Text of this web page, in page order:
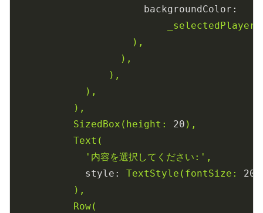
backgroundColor:
_selectedPlayer
),
),
),
),
),
SizedBox(height:
20 ),
Text(
'内容を選択してください:' ,
style:
TextStyle(fontSize: 20
),
Row(